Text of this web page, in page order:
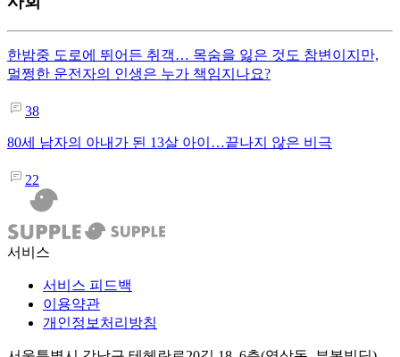
한밤중 도로에 뛰어든 취객… 목숨을 잃은 것도 참변이지만,
멀쩡한 운전자의 인생은 누가 책임지나요?
38
80세 남자의 아내가 된 13살 아이…끝나지 않은 비극
22
서비스
서비스 피드백
이용약관
개인정보처리방침